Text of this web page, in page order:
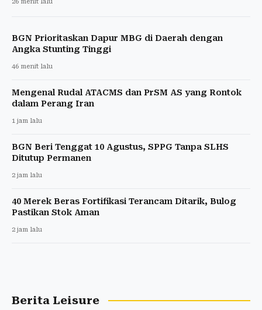
BGN Prioritaskan Dapur MBG di Daerah dengan
Angka Stunting Tinggi
46 menit lalu
Mengenal Rudal ATACMS dan PrSM AS yang Rontok
dalam Perang Iran
1 jam lalu
BGN Beri Tenggat 10 Agustus, SPPG Tanpa SLHS
Ditutup Permanen
2 jam lalu
40 Merek Beras Fortifikasi Terancam Ditarik, Bulog
Pastikan Stok Aman
2 jam lalu
Berita Leisure